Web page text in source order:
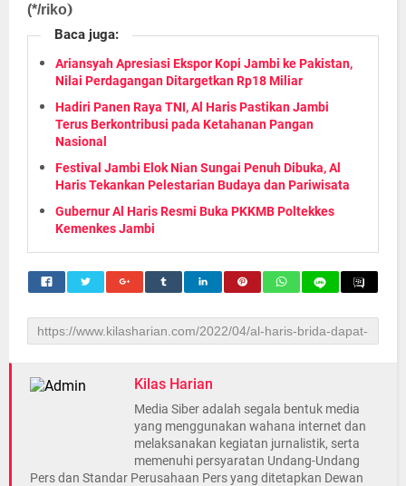
(*/riko)
Baca juga:
Ariansyah Apresiasi Ekspor Kopi Jambi ke Pakistan,
Nilai Perdagangan Ditargetkan Rp18 Miliar
Hadiri Panen Raya TNI, Al Haris Pastikan Jambi
Terus Berkontribusi pada Ketahanan Pangan
Nasional
Festival Jambi Elok Nian Sungai Penuh Dibuka, Al
Haris Tekankan Pelestarian Budaya dan Pariwisata
Gubernur Al Haris Resmi Buka PKKMB Poltekkes
Kemenkes Jambi
Kilas Harian
Media Siber adalah segala bentuk media
yang menggunakan wahana internet dan
melaksanakan kegiatan jurnalistik, serta
memenuhi persyaratan Undang-Undang
Pers dan Standar Perusahaan Pers yang ditetapkan Dewan